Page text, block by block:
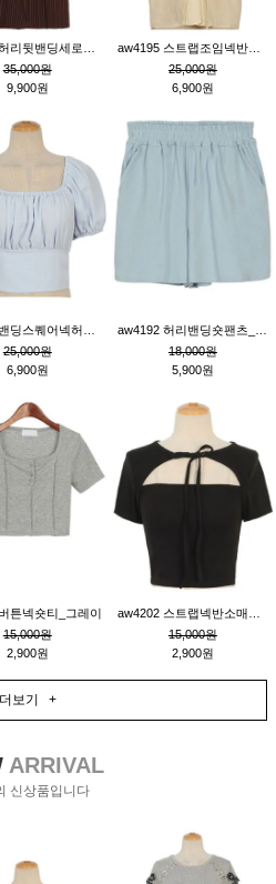
35,000원
9,900원
25,000원
6,900원
25,000원
6,900원
18,000원
5,900원
튼넥숏티_그레이
15,000원
2,900원
15,000원
2,900원
더보기 +
ARRIVAL
신상품입니다